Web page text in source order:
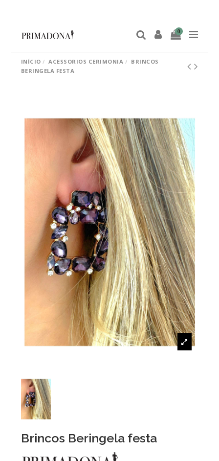
0
INÍCIO ACESSORIOS CERIMONIA
BRINCOS
BERINGELA FESTA
Brincos Beringela festa